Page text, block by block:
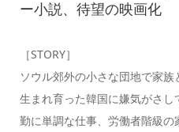
ー小説、待望の映画化
［STORY］
ソウル郊外の小さな団地で家族
生まれ育った韓国に嫌気がさ
勤に単調な仕事、労働者階級